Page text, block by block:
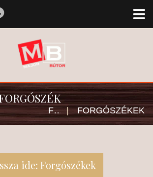
FŐOLDAL | FORGÓSZÉKEK
ide: Forgószékek